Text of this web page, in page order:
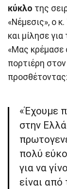
κύκλο της
«Νέμεσις», ο
και μίλησε
«Μας κρέμασε
πορτιέρη
προσθέτοντας:
«Έχουμε
στην
πολύ
για να
είναι από